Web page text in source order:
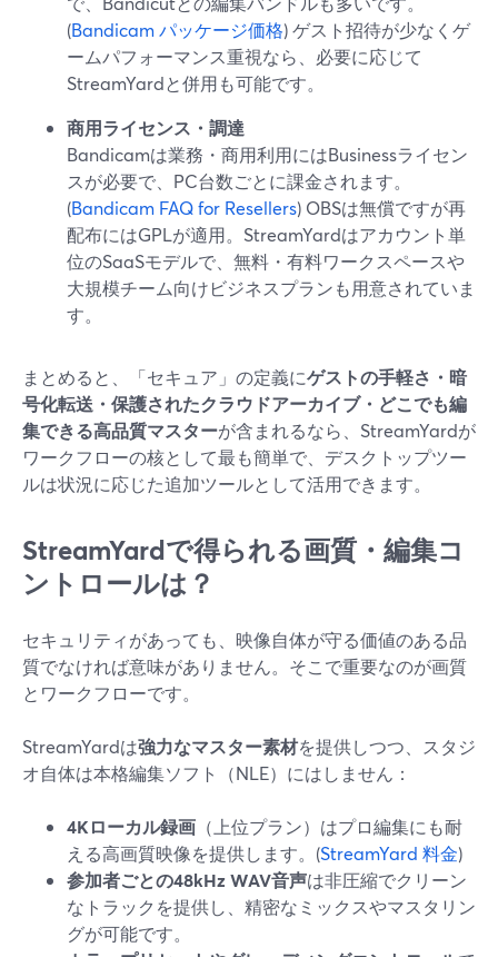
(Bandicam パッケージ価格) ゲスト招待が少なくゲ
ームパフォーマンス重視なら、必要に応じて
StreamYardと併用も可能です。
商用ライセンス・調達
Bandicamは業務・商用利用にはBusinessライセン
スが必要で、PC台数ごとに課金されます。
(Bandicam FAQ for Resellers) OBSは無償ですが再
配布にはGPLが適用。StreamYardはアカウント単
位のSaaSモデルで、無料・有料ワークスペースや
大規模チーム向けビジネスプランも用意されていま
す。
まとめると、「セキュア」の定義にゲストの手軽さ・暗
号化転送・保護されたクラウドアーカイブ・どこでも編
集できる高品質マスターが含まれるなら、StreamYardが
ワークフローの核として最も簡単で、デスクトップツー
ルは状況に応じた追加ツールとして活用できます。
StreamYardで得られる画質・編集コ
ントロールは？
セキュリティがあっても、映像自体が守る価値のある品
質でなければ意味がありません。そこで重要なのが画質
とワークフローです。
StreamYardは強力なマスター素材を提供しつつ、スタジ
オ自体は本格編集ソフト（NLE）にはしません：
4Kローカル録画 （上位プラン）はプロ編集にも耐
える高画質映像を提供します。(StreamYard 料金)
参加者ごとの48kHz WAV音声は非圧縮でクリーン
なトラックを提供し、精密なミックスやマスタリン
グが可能です。